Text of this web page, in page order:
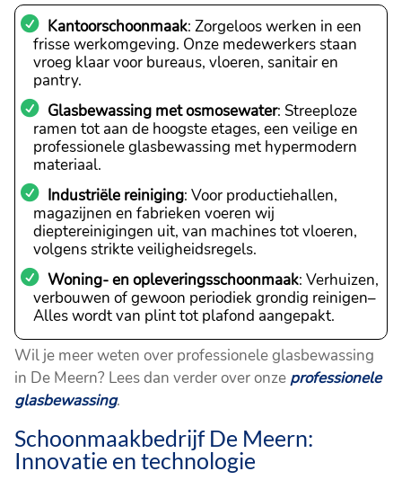
Kantoorschoonmaak: Zorgeloos werken in een
frisse werkomgeving. Onze medewerkers staan
vroeg klaar voor bureaus, vloeren, sanitair en
pantry.
Glasbewassing met osmosewater: Streeploze
ramen tot aan de hoogste etages, een veilige en
professionele glasbewassing met hypermodern
materiaal.
Industriële reiniging: Voor productiehallen,
magazijnen en fabrieken voeren wij
dieptereinigingen uit, van machines tot vloeren,
volgens strikte veiligheidsregels.
Woning- en opleveringsschoonmaak: Verhuizen,
verbouwen of gewoon periodiek grondig reinigen–
Alles wordt van plint tot plafond aangepakt.
Wil je meer weten over professionele glasbewassing
in De Meern? Lees dan verder over onze professionele
glasbewassing.
Schoonmaakbedrijf De Meern:
Innovatie en technologie